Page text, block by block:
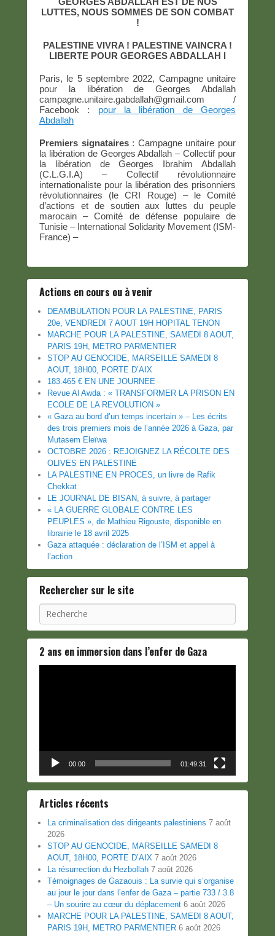
LUTTES, NOUS SOMMES DE SON COMBAT
!
PALESTINE VIVRA ! PALESTINE VAINCRA !
LIBERTE POUR GEORGES ABDALLAH l
Paris, le 5 septembre 2022, Campagne unitaire
pour la libération de Georges Abdallah
campagne.unitaire.gabdallah@gmail.com /
Facebook : pour la libération de Georges
Abdallah
Premiers signataires: Campagne unitaire pour
la libération de Georges Abdallah – Collectif pour
la libération de Georges Ibrahim Abdallah
(C.L.G.I.A) – Collectif révolutionnaire
internationaliste pour la libération des prisonniers
révolutionnaires (le CRI Rouge) – le Comité
d’actions et de soutien aux luttes du peuple
marocain – Comité de défense populaire de
Tunisie – International Solidarity Movement (ISM-
France) –
Actions en cours ou à venir
DEAMBULATION POUR LA PALESTINE, PARIS
20e, VENDREDI 7 AOUT 19H HOPITAL TENON
MARCHE POUR LA PALESTINE, SAMEDI 8 AOUT,
PARIS 19H, METRO PARMENTIER
STOP AU GENOCIDE, MARSEILLE SAMEDI 8
AOUT, 18H00, PORTE D’AIX
183.465 € EN UNE JOURNEE
Revue Al Awda : « TRANSFORMER LA PRISON EN
ECOLE DE LA REVOLUTION »
« Gaza au bord d’un temps incertain » – Les écrits
des trois premiers mois de l’année 2026 à Gaza, par
Mutasem Eleïwa
OCTOBRE 2026 : REJOIGNEZ LA RÉCOLTE DES
OLIVES EN PALESTINE
LA PALESTINE EN PROCES, un livre de Rafik
Chekkat
LE JOURNAL DE BISAN, à suivre, à partager
« LA GUERRE GLOBALE CONTRE LES
PEUPLES », de Mathieu Rigouste, disponible en
librairie le 18 avril 2025
Gaza attaquée : déclaration de l’ISM et appel à
l’action
Rechercher sur le site
Recherche
2 ans en immersion dans l’enfer de Gaza
00:00 01:49:31
Articles récents
La criminalisation des dirigeants palestiniens 7 août
2026
STOP AU GENOCIDE, MARSEILLE SAMEDI 8
AOUT, 18H00, PORTE D’AIX 7 août 2026
La résurrection du Hezbollah 7 août 2026
Témoignages de Gazaouis : La survie qui s’organise
au jour le jour dans l’enfer de Gaza – partie 733 / 3.8
– Un sourire au cœur du déplacement 6 août 2026
MARCHE POUR LA PALESTINE, SAMEDI 8 AOUT,
PARIS 19H, METRO PARMENTIER 6 août 2026